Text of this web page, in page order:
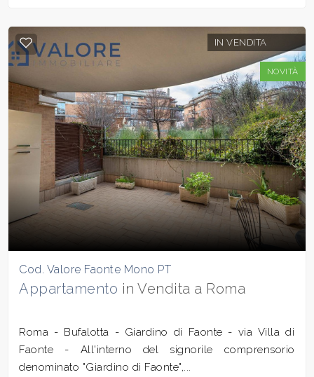
IN VENDITA
NOVITÀ
Cod. Valore Faonte Mono PT
Appartamento in Vendita a Roma
Roma - Bufalotta - Giardino di Faonte - via Villa di
Faonte - All'interno del signorile comprensorio
denominato "Giardino di Faonte",...